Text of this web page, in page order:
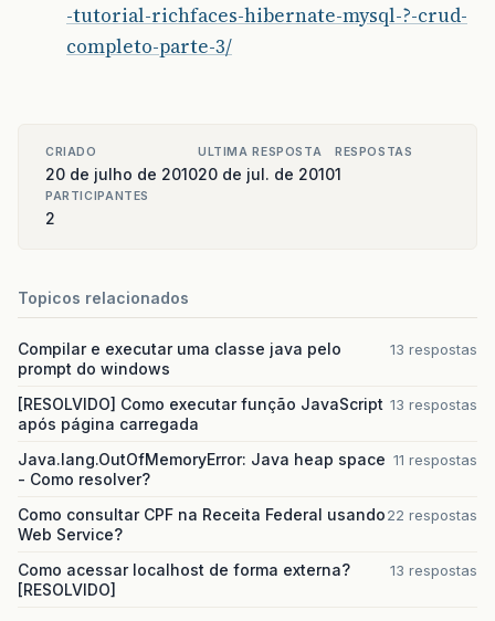
-tutorial-richfaces-hibernate-mysql-?-crud-
completo-parte-3/
CRIADO
20 de julho de 2010
ULTIMA RESPOSTA
20 de jul. de 2010
RESPOSTAS
1
PARTICIPANTES
2
Topicos relacionados
Compilar e executar uma classe java pelo
prompt do windows
13 respostas
[RESOLVIDO] Como executar função JavaScript
após página carregada
13 respostas
Java.lang.OutOfMemoryError: Java heap space
- Como resolver?
11 respostas
Como consultar CPF na Receita Federal usando
Web Service?
22 respostas
Como acessar localhost de forma externa?
[RESOLVIDO]
13 respostas